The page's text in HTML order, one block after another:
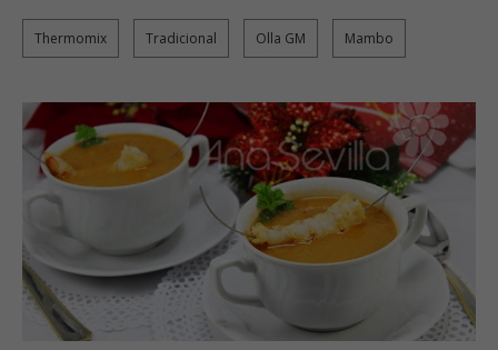
Thermomix Tradicional Olla GM Mambo